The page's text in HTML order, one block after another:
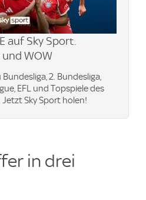
auf Sky Sport.
WOW
2. Bundesliga,
EFL und Topspiele des
Jetzt Sky Sport holen!
in drei